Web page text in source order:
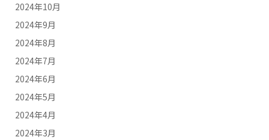
2024年10月
2024年9月
2024年8月
2024年7月
2024年6月
2024年5月
2024年4月
2024年3月